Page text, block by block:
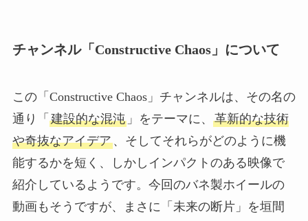
チャンネル「Constructive Chaos」について
この「Constructive Chaos」チャンネルは、その名の
通り「 建設的な混沌」をテーマに、 革新的な技術
や奇抜なアイデア、そしてそれらがどのように機
能するかを短く、しかしインパクトのある映像で
紹介しているようです。今回のバネ製ホイールの
動画もそうですが、まさに「未来の断片」を垣間